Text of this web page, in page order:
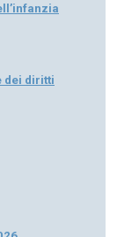
dei diritti